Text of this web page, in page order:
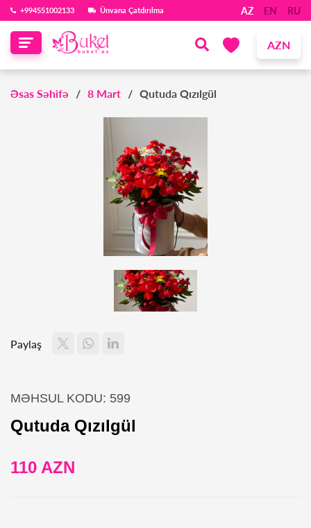
‪+994551002133‬ Ünvana Çatdırılma AZ EN RU
AZN
Əsas Səhifə 8 Mart Qutuda Qızılgül
Paylaş
MƏHSUL KODU: 599
Qutuda Qızılgül
110 AZN